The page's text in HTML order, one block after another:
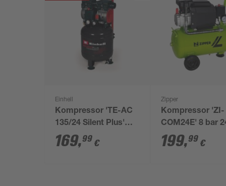
Einhell
Kompressor 'TE-AC
135/24 Silent Plus'
750 W
169,99 €
Zipper
Kompressor 'ZI-
COM24E' 8 bar
l/min
199,99 €